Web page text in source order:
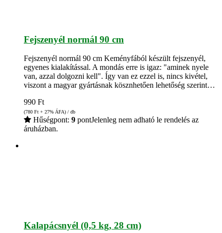
Fejszenyél normál 90 cm
Fejszenyél normál 90 cm Keményfából készült fejszenyél,
egyenes kialakítással. A mondás erre is igaz: "aminek nyele
van, azzal dolgozni kell". Így van ez ezzel is, nincs kivétel,
viszont a magyar gyártásnak kösznhetően lehetőség szerint…
990 Ft
(780 Ft + 27% ÁFA) / db
Hűségpont: 9 pontJelenleg nem adható le rendelés az
áruházban.
Kalapácsnyél (0,5 kg, 28 cm)